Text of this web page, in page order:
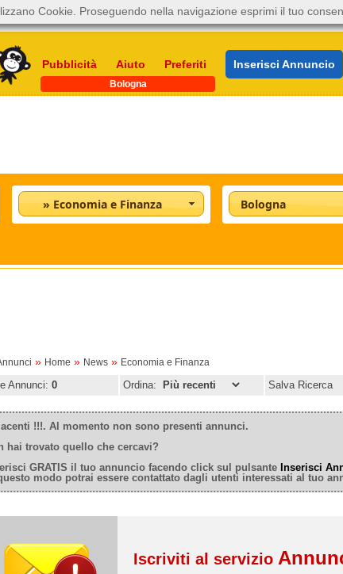
Pubblicità Aiuto Preferiti Inserisci Annuncio
Bologna
» Economia e Finanza Bologna
» Home » News » Economia e Finanza
Annunci: 0 Ordina: Salva Ricerca
!!!. Al momento non sono presenti annunci.
hai trovato quello che cercavi?
GRATIS il tuo annuncio facendo click sul pulsante Inserisci
modo potrai essere contattato dagli utenti interessati al tuo
Iscriviti al servizio
Cookie. Proseguendo nella navigazione esprimi il tuo